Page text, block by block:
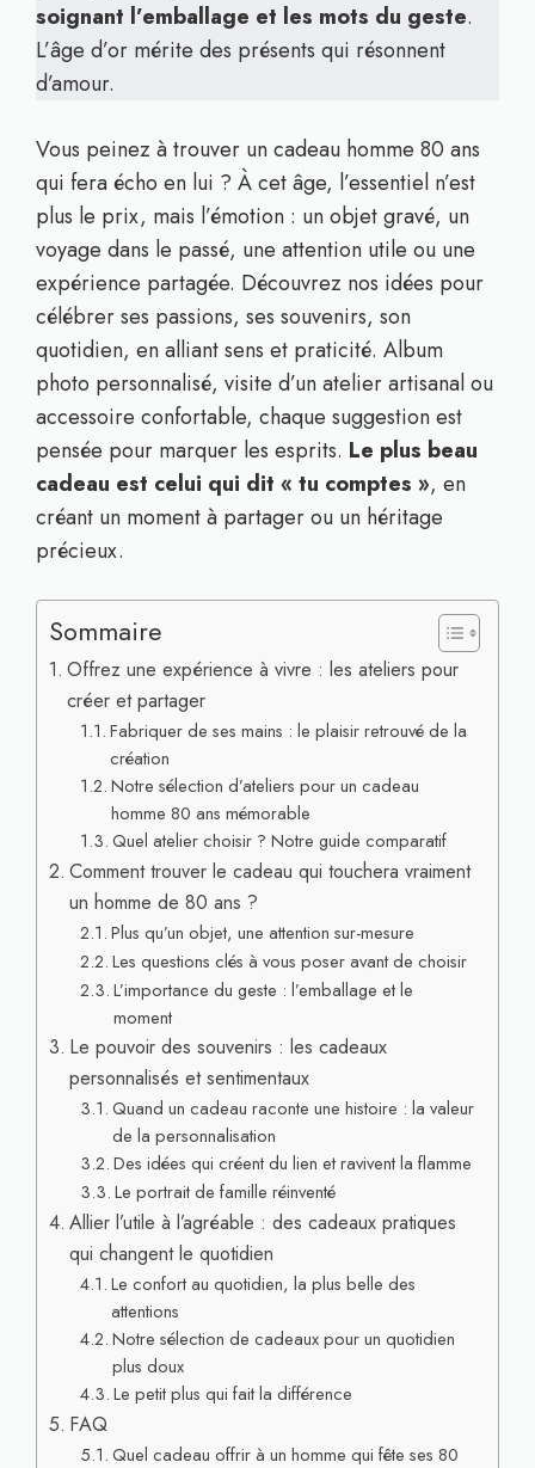
soignant l’emballage et les mots du geste.
L’âge d’or mérite des présents qui résonnent
d’amour.
Vous peinez à trouver un cadeau homme 80 ans
qui fera écho en lui ? À cet âge, l’essentiel n’est
plus le prix, mais l’émotion : un objet gravé, un
voyage dans le passé, une attention utile ou une
expérience partagée. Découvrez nos idées pour
célébrer ses passions, ses souvenirs, son
quotidien, en alliant sens et praticité. Album
photo personnalisé, visite d’un atelier artisanal ou
accessoire confortable, chaque suggestion est
pensée pour marquer les esprits. Le plus beau
cadeau est celui qui dit « tu comptes », en
créant un moment à partager ou un héritage
précieux.
Sommaire
Offrez une expérience à vivre : les ateliers pour
créer et partager
Fabriquer de ses mains : le plaisir retrouvé de la
création
Notre sélection d’ateliers pour un cadeau
homme 80 ans mémorable
Quel atelier choisir ? Notre guide comparatif
Comment trouver le cadeau qui touchera vraiment
un homme de 80 ans ?
Plus qu’un objet, une attention sur-mesure
Les questions clés à vous poser avant de choisir
L’importance du geste : l’emballage et le
moment
Le pouvoir des souvenirs : les cadeaux
personnalisés et sentimentaux
Quand un cadeau raconte une histoire : la valeur
de la personnalisation
Des idées qui créent du lien et ravivent la flamme
Le portrait de famille réinventé
Allier l’utile à l’agréable : des cadeaux pratiques
qui changent le quotidien
Le confort au quotidien, la plus belle des
attentions
Notre sélection de cadeaux pour un quotidien
plus doux
Le petit plus qui fait la différence
FAQ
Quel cadeau offrir à un homme qui fête ses 80